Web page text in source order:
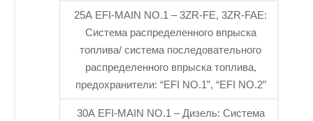
25A EFI-MAIN NO.1 – 3ZR-FE, 3ZR-FAE:
Система распределенного впрыска
топлива/ система последовательного
распределенного впрыска топлива,
предохранители: “EFI NO.1”, “EFI NO.2”
30A EFI-MAIN NO.1 – Дизель: Система